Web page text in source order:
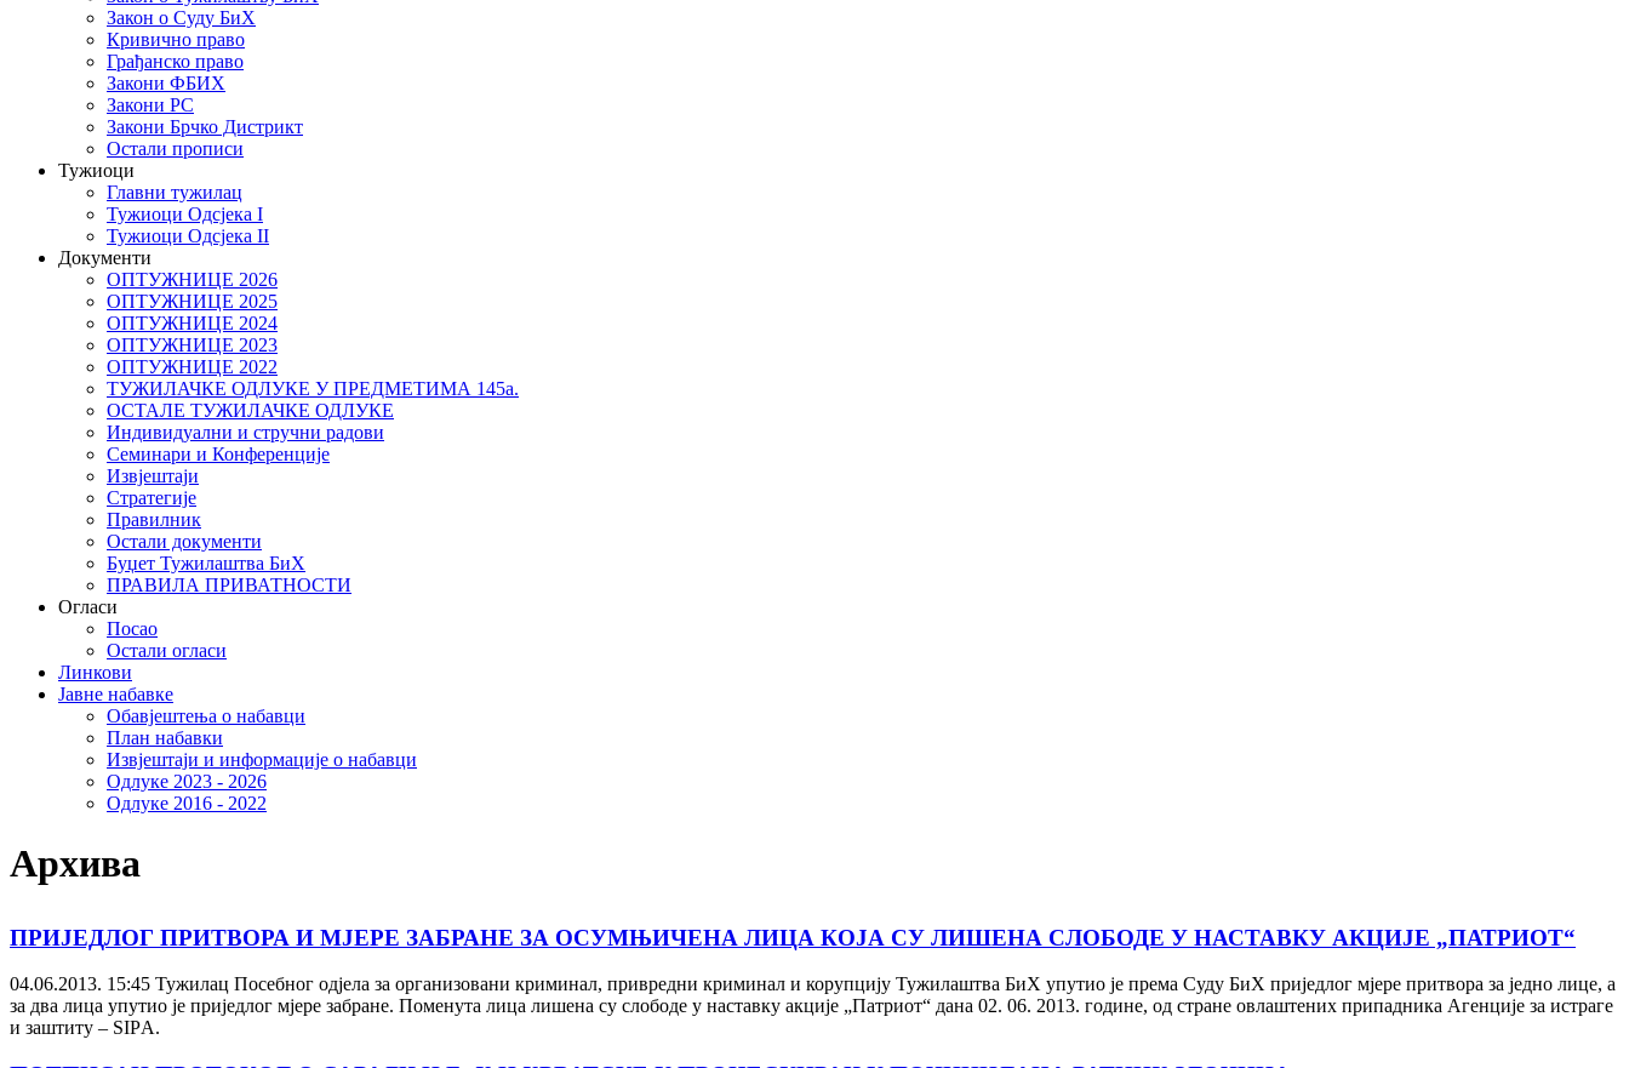
Закон о Суду БиХ
Кривично право
Грађанско право
Закони ФБИХ
Закони РС
Закони Брчко Дистрикт
Остали прописи
Тужиоци
Главни тужилац
Тужиоци Oдсјекa I
Тужиоци Oдсјекa II
Документи
ОПТУЖНИЦЕ 2026
ОПТУЖНИЦЕ 2025
ОПТУЖНИЦЕ 2024
ОПТУЖНИЦЕ 2023
ОПТУЖНИЦЕ 2022
ТУЖИЛАЧКЕ ОДЛУКЕ У ПРЕДМЕТИМА 145а.
ОСТАЛЕ ТУЖИЛАЧКЕ ОДЛУКЕ
Индивидуални и стручни радови
Семинари и Конференције
Извјештаји
Стратегије
Правилник
Остали документи
Буџет Тужилаштва БиХ
ПРАВИЛА ПРИВАТНОСТИ
Огласи
Посао
Остали огласи
Линкови
Јавне набавке
Обавјештења о набавци
План набавки
Извјештаји и информације о набавци
Одлуке 2023 - 2026
Одлуке 2016 - 2022
Архива
ПРИЈЕДЛОГ ПРИТВОРА И МЈЕРЕ ЗАБРАНЕ ЗА ОСУМЊИЧЕНА ЛИЦА КОЈА СУ ЛИШЕНА СЛОБОДЕ У НАСТАВКУ АКЦИЈЕ „ПАТРИОТ“
04.06.2013. 15:45 Тужилац Посебног одјела за организовани криминал, привредни криминал и корупцију Тужилаштва БиХ упутио је према Суду БиХ приједлог мјере притвора за једно лице, а
за два лица упутио је приједлог мјере забране. Поменута лица лишена су слободе у наставку акције „Патриот“ дана 02. 06. 2013. године, од стране овлаштених припадника Агенције за истраге
и заштиту – SIPА.